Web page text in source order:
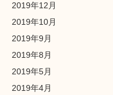
2019年12月
2019年10月
2019年9月
2019年8月
2019年5月
2019年4月